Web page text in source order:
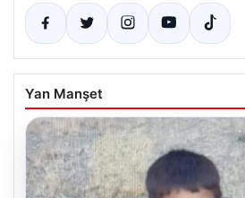
Yan Manşet